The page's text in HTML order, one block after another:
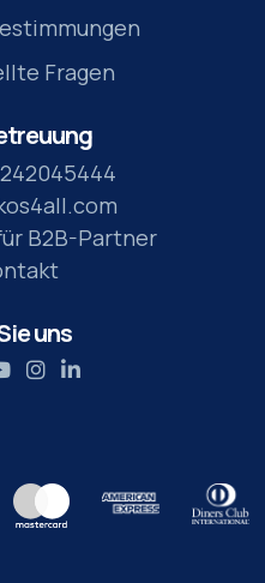
Fragen
B2B-Partner
uns